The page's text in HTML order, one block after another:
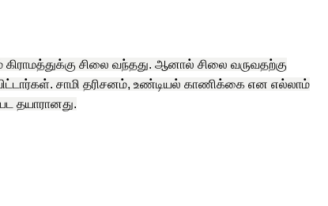
சிலை வந்தது. ஆனால் சிலை வருவதற்கு
சாமி தரிசனம், உண்டியல் காணிக்கை என எல்லாம்
தயாரானது.